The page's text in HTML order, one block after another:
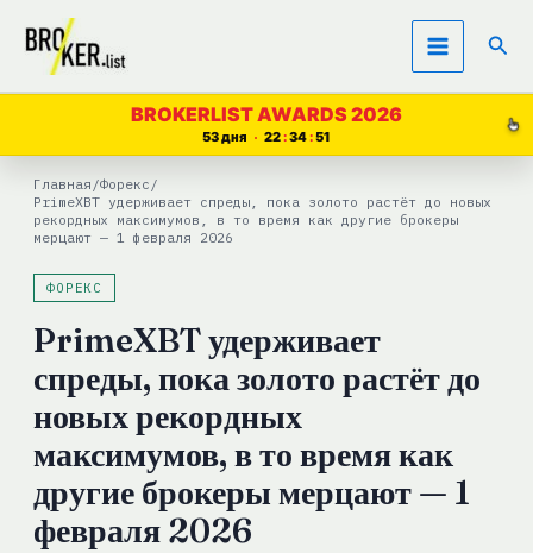
Перейти
содержимому
BROKERLIST AWARDS 2026
53 дня 22 34 51
Главная /Форекс /
PrimeXBT удерживает спреды, пока золото растёт до новых
рекордных максимумов, в то время как другие брокеры
мерцают — 1 февраля 2026
ФОРЕКС
PrimeXBT удерживает
спреды, пока золото растёт до
новых рекордных
максимумов, в то время как
другие брокеры мерцают — 1
февраля 2026